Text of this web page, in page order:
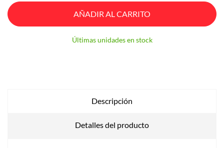
AÑADIR AL CARRITO
Últimas unidades en stock
Descripción
Detalles del producto